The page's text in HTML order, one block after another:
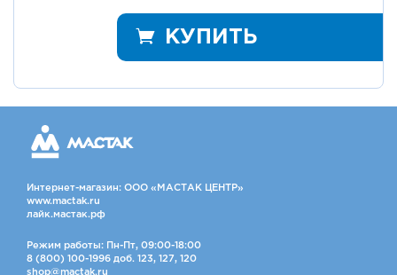
КУПИТЬ
Интернет-магазин: ООО «МАСТАК ЦЕНТР»
www.mactak.ru
лайк.мастак.рф
Режим работы: Пн-Пт, 09:00-18:00
8 (800) 100-1996 доб. 123, 127, 120
shop@mactak.ru